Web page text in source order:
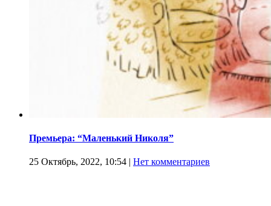
Премьера: “Маленький Николя”
25 Октябрь, 2022, 10:54 | Нет комментариев